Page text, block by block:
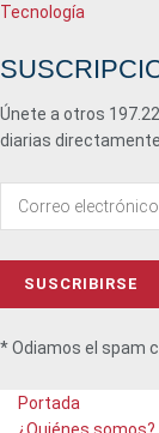
Tecnología
Únete a otros
diarias
* Odiamos el spam
Portada